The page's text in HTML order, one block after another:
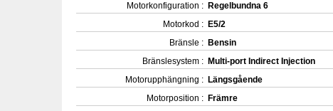
Motorkonfiguration : Regelbundna 6
Motorkod : E5/2
Bränsle : Bensin
Bränslesystem : Multi-port Indirect Injection
Motorupphängning : Längsgående
Motorposition : Främre